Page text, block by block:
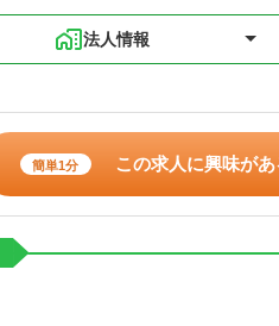
法人情報
簡単1分 この求人に興味があ